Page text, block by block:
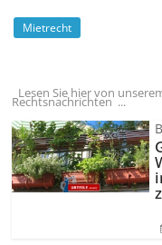
Mietrecht
Lesen Sie hier von
Rechtsnachrichten ...